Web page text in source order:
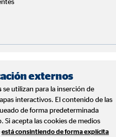
Arriba
externos
se utilizan para la inserción de
interactivos. El contenido de las
de forma predeterminada
acepta las cookies de medios
está consintiendo de forma explícita